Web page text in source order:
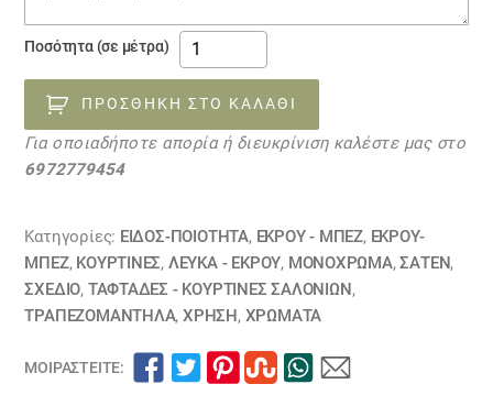
Ποσότητα (σε μέτρα)
ύφασμα
ταφτάς
λευκό-
εκρού
05052230
ΠΡΟΣΘΉΚΗ ΣΤΟ ΚΑΛΆΘΙ
Για οποιαδήποτε απορία ή διευκρίνιση καλέστε μας στο
6972779454
Κατηγορίες: ΕΙΔΟΣ-ΠΟΙΟΤΗΤΑ, ΕΚΡΟΥ - ΜΠΕΖ, ΕΚΡΟΥ-
ΜΠΕΖ, ΚΟΥΡΤΊΝΕΣ, ΛΕΥΚΑ - ΕΚΡΟΥ, ΜΟΝΌΧΡΩΜΑ,ΣΑΤΈΝ,
ΣΧΕΔΙΟ, ΤΑΦΤΆΔΕΣ - ΚΟΥΡΤΊΝΕΣ ΣΑΛΟΝΙΏΝ ,
ΤΡΑΠΕΖΟΜΆΝΤΗΛΑ,ΧΡΗΣΗ , ΧΡΏΜΑΤΑ
ΜΟΙΡΑΣΤΕΊΤΕ: